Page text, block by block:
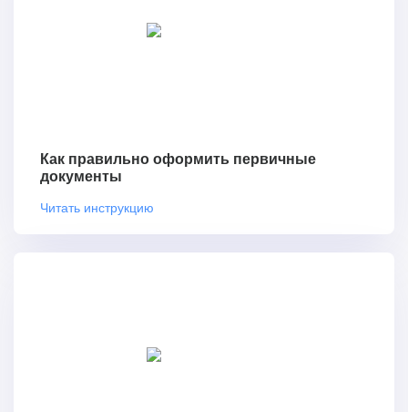
Как правильно оформить первичные
документы
Читать инструкцию